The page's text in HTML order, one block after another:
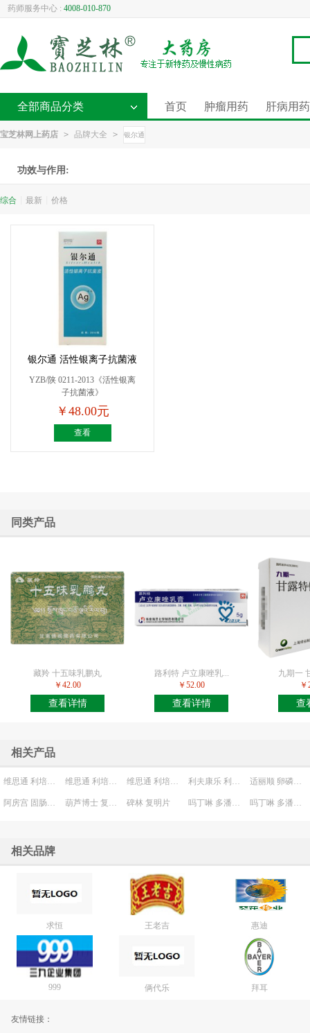
药师服务中心 : 4008-010-870
全部商品分类 首页 肿瘤用药 肝病用药
宝芝林网上药店 > 品牌大全 > 银尔通
功效与作用:
综合 最新 价格
银尔通 活性银离子抗菌液
YZB/陕 0211-2013《活性银离
子抗菌液》
￥48.00元
查看
同类产品
藏羚 十五味乳鹏丸
￥42.00
查看详情
路利特 卢立康唑乳...
￥52.00
查看详情
九期一
查
相关产品
碑林 复明片
相关品牌
求恒 王老吉 惠迪
999 俩代乐 拜耳
友情链接：